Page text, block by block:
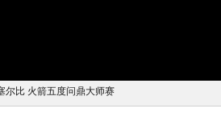
尔比 火箭五度问鼎大师赛